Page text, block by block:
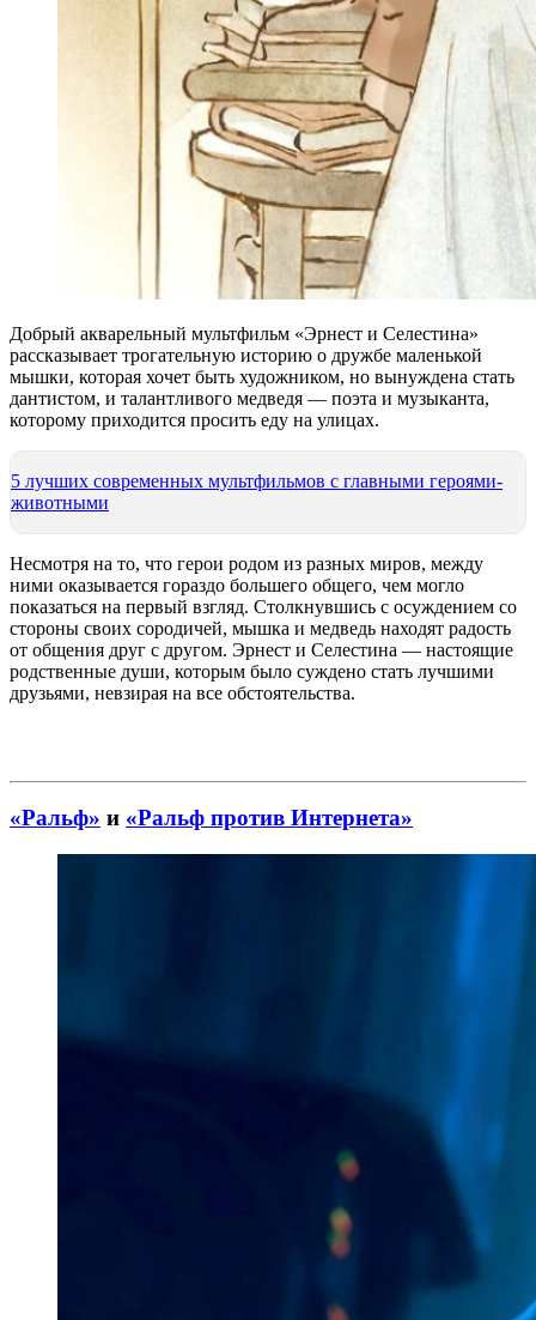
Добрый акварельный мультфильм «Эрнест и Селестина»
рассказывает трогательную историю о дружбе маленькой
мышки, которая хочет быть художником, но вынуждена стать
дантистом, и талантливого медведя — поэта и музыканта,
которому приходится просить еду на улицах.
5 лучших современных мультфильмов с главными героями-
животными
Несмотря на то, что герои родом из разных миров, между
ними оказывается гораздо большего общего, чем могло
показаться на первый взгляд. Столкнувшись с осуждением со
стороны своих сородичей, мышка и медведь находят радость
от общения друг с другом. Эрнест и Селестина — настоящие
родственные души, которым было суждено стать лучшими
друзьями, невзирая на все обстоятельства.
«Ральф» и «Ральф против Интернета»